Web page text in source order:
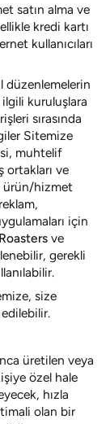
satın alma ve
kredi kartı
kullanıcıları
düzenlemelerin
kuruluşlara
sırasında
Sitemize
muhtelif
ortakları ve
ürün/hizmet
için
ve
gerekli
size
üretilen veya
özel hale
hızla
olan bir